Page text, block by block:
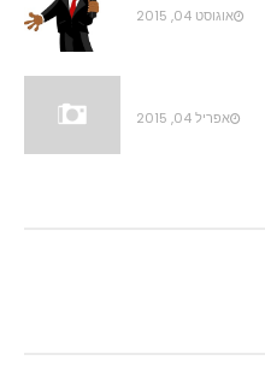
אוגוסט 04, 2015
אפריל 04, 2015